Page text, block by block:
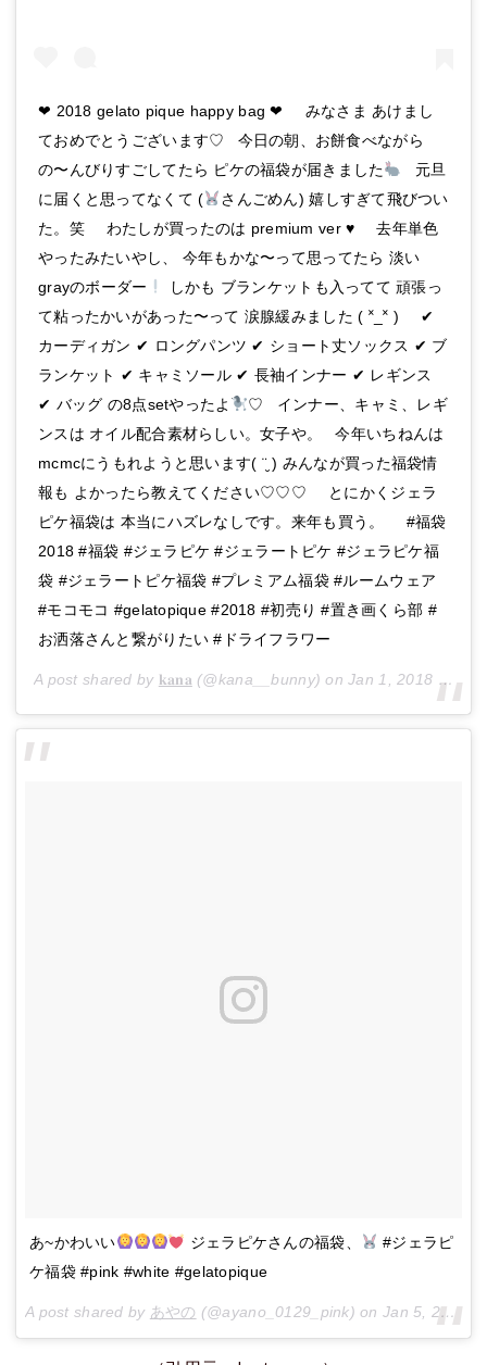
❤︎ 2018 gelato pique happy bag ❤︎ ㅤㅤㅤㅤㅤㅤㅤㅤㅤㅤㅤㅤㅤ ㅤㅤㅤㅤㅤㅤㅤㅤㅤㅤㅤㅤㅤ みなさま あけまし
ておめでとうございます♡ ㅤㅤㅤㅤㅤㅤㅤㅤㅤㅤㅤㅤㅤ 今日の朝、お餅食べながら
の〜んびりすごしてたら ピケの福袋が届きました
ㅤㅤㅤㅤㅤㅤㅤㅤㅤㅤㅤㅤㅤ 元旦
に届くと思ってなくて (
さんごめん) 嬉しすぎて飛びつい
た。笑 ㅤㅤㅤㅤㅤㅤㅤㅤㅤㅤㅤㅤㅤ ㅤㅤㅤㅤㅤㅤㅤㅤㅤㅤㅤㅤㅤ わたしが買ったのは premium ver♥ ㅤㅤㅤㅤㅤㅤㅤㅤㅤㅤㅤㅤㅤ ㅤㅤㅤㅤㅤㅤㅤㅤㅤㅤㅤㅤㅤ 去年単色
やったみたいやし、 今年もかな〜って思ってたら 淡い
grayのボーダー
しかも ブランケットも入ってて 頑張っ
て粘ったかいがあった〜って 涙腺緩みました ( ˟_˟ ) ㅤㅤㅤㅤㅤㅤㅤㅤㅤㅤㅤㅤㅤ ㅤㅤㅤㅤㅤㅤㅤㅤㅤㅤㅤㅤㅤ ✔︎
カーディガン ✔︎ ロングパンツ ✔︎ ショート丈ソックス ✔︎ ブ
ランケット ✔︎ キャミソール ✔︎ 長袖インナー ✔︎ レギンス
✔︎ バッグ の8点setやったよ
♡ ㅤㅤㅤㅤㅤㅤㅤㅤㅤㅤㅤㅤㅤ インナー、キャミ、レギ
ンスは オイル配合素材らしい。女子や。 ㅤㅤㅤㅤㅤㅤㅤㅤㅤㅤㅤㅤㅤ 今年いちねんは
mcmcにうもれようと思います( ¨̮ ) みんなが買った福袋情
報も よかったら教えてください♡♡♡ ㅤㅤㅤㅤㅤㅤㅤㅤㅤㅤㅤㅤㅤ ㅤㅤㅤㅤㅤㅤㅤㅤㅤㅤㅤㅤㅤ とにかくジェラ
ピケ福袋は 本当にハズレなしです。来年も買う。 ㅤㅤㅤㅤㅤㅤㅤㅤㅤㅤㅤㅤㅤ ㅤㅤㅤㅤㅤㅤㅤㅤㅤㅤㅤㅤㅤ #福袋
2018 #福袋 #ジェラピケ #ジェラートピケ #ジェラピケ福
袋 #ジェラートピケ福袋 #プレミアム福袋 #ルームウェア
#モコモコ #gelatopique #2018 #初売り #置き画くら部 #
お洒落さんと繋がりたい #ドライフラワー
A post shared by 𝐤𝐚𝐧𝐚 (@kana__bunny) onJan 1, 2018 at 4:53am PST
あ~かわいい ジェラピケさんの福袋、
#ジェラピ
ケ福袋 #pink #white #gelatopique
A post shared by あやの (@ayano_0129_pink) onJan 5, 2018 at 12:48am PST